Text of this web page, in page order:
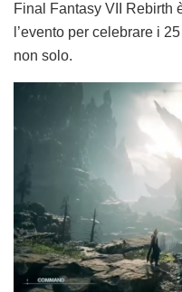
Final Fantasy VII Rebirth
l’evento per celebrare i
non solo.